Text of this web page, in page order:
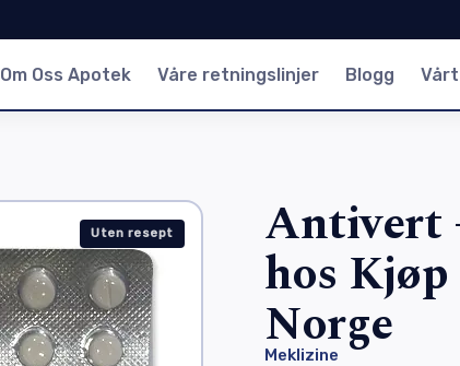
Om Oss Apotek Våre retningslinjer Blogg
Uten resept Antivert
hos
Norge
Meklizine